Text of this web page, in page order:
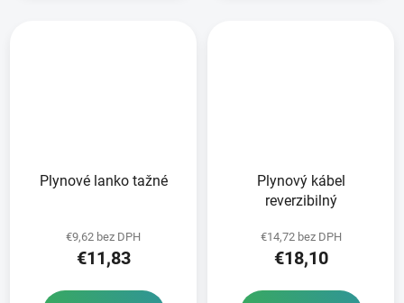
Plynové lanko tažné
€9,62 bez DPH
€11,83
Plynový kábel
reverzibilný
€14,72 bez DPH
€18,10